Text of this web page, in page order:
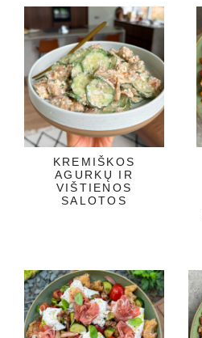
KREMIŠKOS
AGURKŲ IR
VIŠTIENOS
SALOTOS